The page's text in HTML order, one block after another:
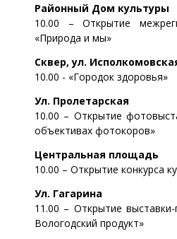
Районный Дом культуры
10.00 – Открытие
«Природа и мы»
Сквер, ул.
10.00 - «Городок здоровья»
Ул. Пролетарская
10.00 – Открытие
объективах фотокоров»
Центральная площадь
10.00 – Открытие конкурса
Ул. Гагарина
11.00 – Открытие
Вологодский продукт»